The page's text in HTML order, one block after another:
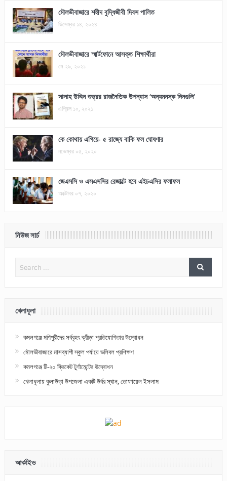
মৌলভীবাজারে শহীদ বুদ্ধিজীবী দিবস পালিত
ডিসেম্বর ১৪, ২০২৪
মৌলভীবাজারে স্মার্টফোনে আসক্ত শিক্ষার্থীরা
মে ২৯, ২০২১
সালাহ উদ্দিন শুভ্রর রাজনৈতিক উপন্যাস ‘অন্যমনস্ক দিনগুলি’
এপ্রিল ১০, ২০২১
কে কোথায় এগিয়ে- ৫ রাজ্যে বাকি ফল ঘোষণার
নভেম্বর ০৫, ২০২০
জেএসসি ও এসএসসির রেজাল্টে হবে এইচএসির ফলাফল
অক্টোবর ০৭, ২০২০
নিউজ সার্চ
খেলাধূলা
কমলগঞ্জে মণিপুরীদের সর্ববৃহৎ ক্রীড়া প্রতিযোগিতার উদ্বোধন
মৌলভীবাজারে মাসব্যাপী স্কুল পর্যায়ে ভলিবল প্রশিক্ষণ
কমলগঞ্জে টি-২০ ক্রিকেট টুর্ণামেন্টের উদ্বোধন
খেলাধূলায় কুলাউড়া উপজেলা একটি উর্বর স্থান, তোফায়েল ইসলাম
আর্কাইভ